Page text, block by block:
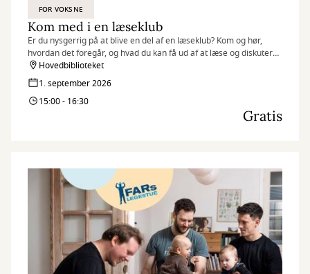
FOR VOKSNE
Kom med i en læseklub
Er du nysgerrig på at blive en del af en læseklub? Kom og hør,
hvordan det foregår, og hvad du kan få ud af at læse og diskutere
bøger sammen med andre.
Hovedbiblioteket
1. september 2026
15:00 - 16:30
Gratis